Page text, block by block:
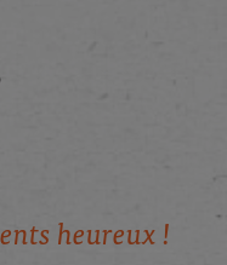
ents heureux !